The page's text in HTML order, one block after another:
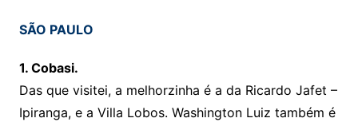
SÃO PAULO
1. Cobasi.
Das que visitei, a melhorzinha é a da Ricardo Jafet –
Ipiranga, e a Villa Lobos. Washington Luiz também é